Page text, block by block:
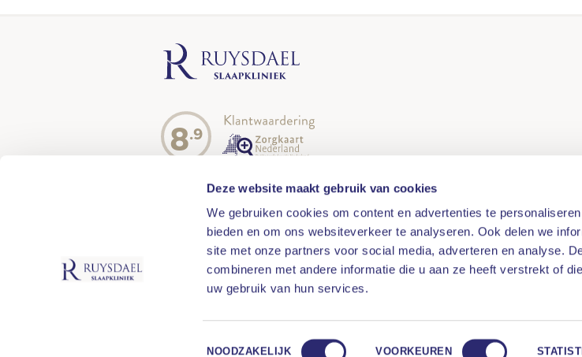
Deze website maakt gebruik van cookies
We gebruiken cookies om content en advertenties te
bieden en om ons websiteverkeer te analyseren. Ook delen we
site met onze partners voor social media, adverteren en analyse.
combineren met andere informatie die u aan ze heeft verstrekt of
uw gebruik van hun services.
Toestemmingsselectie
NOODZAKELIJK VOORKEUREN
8.9